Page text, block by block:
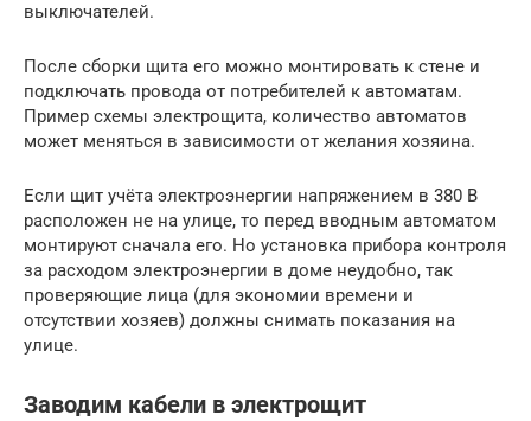
выключателей.
После сборки щита его можно монтировать к стене и
подключать провода от потребителей к автоматам.
Пример схемы электрощита, количество автоматов
может меняться в зависимости от желания хозяина.
Если щит учёта электроэнергии напряжением в 380 В
расположен не на улице, то перед вводным автоматом
монтируют сначала его. Но установка прибора контроля
за расходом электроэнергии в доме неудобно, так
проверяющие лица (для экономии времени и
отсутствии хозяев) должны снимать показания на
улице.
Заводим кабели в электрощит